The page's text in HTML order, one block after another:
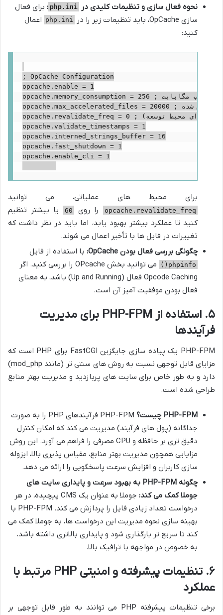
نحوه فعال سازی و تنظیمات کلیدی در
php.ini
: برای فعال
سازی OpCache، باید تنظیمات زیر را در
php.ini اعمال
کنید:
; OpCache Configuration
opcache.enable = 1
opcache.memory_consumption = 256 ; میزان حافظه بر حسب مگابایت
opcache.max_accelerated_files = 20000 ; حداکثر تعداد فایل های کش شده
opcache.revalidate_freq = 0 ; فرکانس بررسی تغییرات فایل ها (0 برای محیط توسعه)
opcache.validate_timestamps = 1
opcache.interned_strings_buffer = 16
opcache.fast_shutdown = 1
opcache.enable_cli = 1
برای محیط های عملیاتی، می توانید
opcache.revalidate_freq را روی 60
یا بیشتر تنظیم
کنید تا عملکرد بیشتر بهبود یابد، اما باید در نظر داشت که
تغییرات در فایل ها با تأخیر اعمال می شوند.
چگونگی بررسی فعال بودن OpCache:
با استفاده از فایل
phpinfo()
می توانید بخش OPcache را بررسی کنید. اگر
Opcode Caching فعال (Up and Running) باشد، به معنای
فعال بودن موفقیت آمیز آن است.
۵. استفاده از PHP-FPM برای مدیریت
فرآیندها
PHP-FPM یک پیاده سازی جایگزین FastCGI برای PHP است که
مزایای قابل توجهی نسبت به روش های سنتی تر (مانند mod_php)
دارد و به طور خاص برای سایت های پربازدید و مدیریت بهتر منابع
طراحی شده است.
PHP-FPM چیست؟
PHP-FPM فرآیندهای PHP را به صورت
جداگانه (پول های فرآیند) مدیریت می کند که امکان کنترل
دقیق تری بر حافظه و CPU مصرفی را فراهم می آورد. این روش
مزایایی همچون مدیریت بهتر منابع، مقیاس پذیری بالا، ایزوله
سازی کاربران و افزایش سرعت پاسخگویی را ارائه می دهد.
چگونه PHP-FPM به بهبود سرعت و پایداری سایت های
جوملا کمک می کند:
جوملا به عنوان یک CMS پیچیده، در هر
درخواست تعداد زیادی فایل را پردازش می کند. PHP-FPM با
بهینه سازی نحوه مدیریت این درخواست ها، به جوملا کمک می
کند تا سریع تر بارگذاری شود و پایداری بالاتری داشته باشد،
به خصوص در مواجهه با ترافیک بالا.
۶. تنظیمات پیشرفته و امنیتی PHP مرتبط با
عملکرد
برخی تنظیمات پیشرفته PHP می توانند به طور قابل توجهی بر